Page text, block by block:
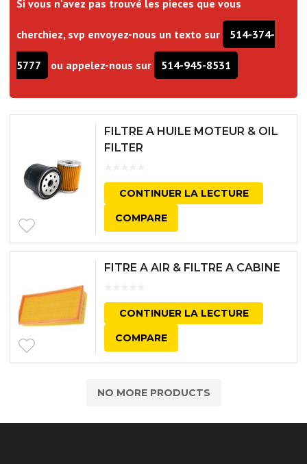
Si vous n'avez pas trouvé les pieces que vous
cherchiez, svp envoyez-nous un texto sur 514-374-
5777 ou appelez-nous sur 514-945-8531
FILTRE A HUILE MOTEUR & OIL
FILTER
CONTINUER LA LECTURE
COMPARE
FITRE A AIR & FILTRE A CABINE
CONTINUER LA LECTURE
COMPARE
NO MORE PRODUCTS